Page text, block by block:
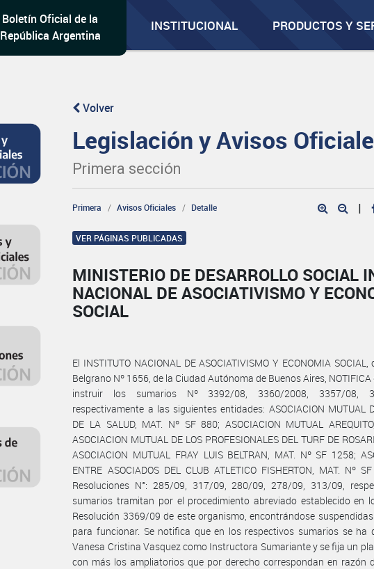
Boletín Oficial de la
República Argentina
INSTITUCIONAL PRODUCTOS Y
Volver
Legislación y Avisos
Primera sección
Primera Avisos Oficiales Detalle |
VER PÁGINAS PUBLICADAS
MINISTERIO DE DESARROLLO SOCIAL
NACIONAL DE ASOCIATIVISMO Y
SOCIAL
El INSTITUTO NACIONAL DE ASOCIATIVISMO Y ECONOMIA
Belgrano Nº 1656, de la Ciudad Autónoma de Buenos Aires,
instruir los sumarios Nº 3392/08, 3360/2008, 3357/08,
respectivamente a las siguientes entidades: ASOCIACION MUTUAL
DE LA SALUD, MAT. Nº SF 880; ASOCIACION MUTUAL
ASOCIACION MUTUAL DE LOS PROFESIONALES DEL TURF DE
ASOCIACION MUTUAL FRAY LUIS BELTRAN, MAT. Nº SF 1258;
ENTRE ASOCIADOS DEL CLUB ATLETICO FISHERTON, MAT. Nº
Resoluciones N°: 285/09, 317/09, 280/09, 278/09, 313/09,
sumarios tramitan por el procedimiento abreviado establecido en
Resolución 3369/09 de este organismo, encontrándose
para funcionar. Se notifica que en los respectivos sumarios se ha
Vanesa Cristina Vasquez como Instructora Sumariante y se fija un
con más los ampliatorios que por derecho correspondan en razón